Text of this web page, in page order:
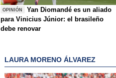
OPINIÓN
Yan Diomandé es un aliado
para Vinicius Júnior: el brasileño
debe renovar
LAURA MORENO ÁLVAREZ